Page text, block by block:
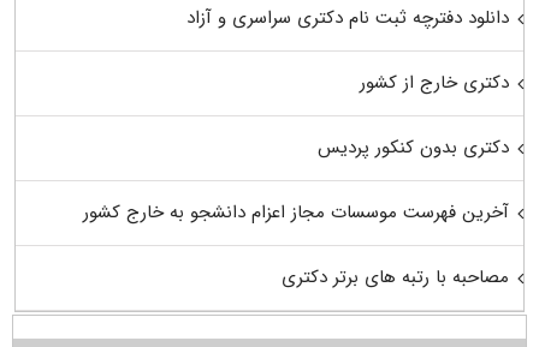
دانلود دفترچه ثبت نام دکتری سراسری و آزاد
دکتری خارج از کشور
دکتری بدون کنکور پردیس
آخرین فهرست موسسات مجاز اعزام دانشجو به خارج کشور
مصاحبه با رتبه های برتر دکتری